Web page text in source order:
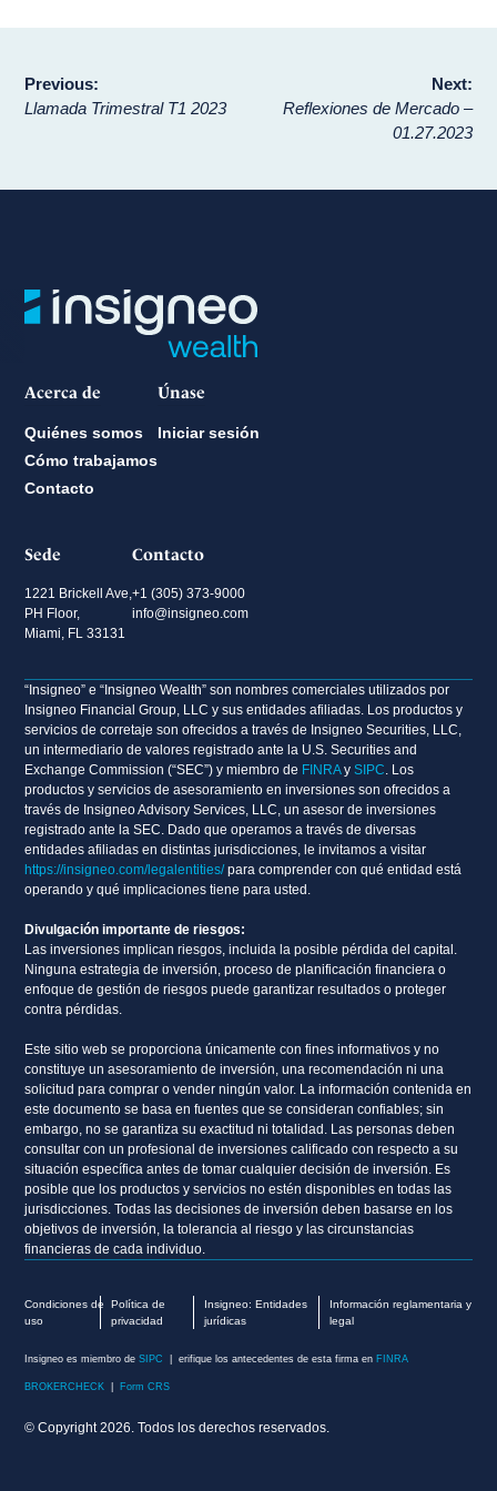
Navegación
Previous:
Llamada Trimestral T1 2023
Next:
Reflexiones de Mercado –
01.27.2023
Acerca de
Quiénes somos
Cómo trabajamos
Contacto
Únase
Iniciar sesión
Sede
1221 Brickell Ave,
PH Floor,
Miami, FL 33131
Contacto
+1 (305) 373-9000
info@insigneo.com
“Insigneo” e “Insigneo Wealth” son nombres comerciales utilizados por
Insigneo Financial Group, LLC y sus entidades afiliadas. Los productos y
servicios de corretaje son ofrecidos a través de Insigneo Securities, LLC,
un intermediario de valores registrado ante la U.S. Securities and
Exchange Commission (“SEC”) y miembro de FINRAySIPC . Los
productos y servicios de asesoramiento en inversiones son ofrecidos a
través de Insigneo Advisory Services, LLC, un asesor de inversiones
registrado ante la SEC. Dado que operamos a través de diversas
entidades afiliadas en distintas jurisdicciones, le invitamos a visitar
https://insigneo.com/legalentities/para comprender con qué entidad está
operando y qué implicaciones tiene para usted.
Divulgación importante de riesgos:
Las inversiones implican riesgos, incluida la posible pérdida del capital.
Ninguna estrategia de inversión, proceso de planificación financiera o
enfoque de gestión de riesgos puede garantizar resultados o proteger
contra pérdidas.
Este sitio web se proporciona únicamente con fines informativos y no
constituye un asesoramiento de inversión, una recomendación ni una
solicitud para comprar o vender ningún valor. La información contenida en
este documento se basa en fuentes que se consideran confiables; sin
embargo, no se garantiza su exactitud ni totalidad. Las personas deben
consultar con un profesional de inversiones calificado con respecto a su
situación específica antes de tomar cualquier decisión de inversión. Es
posible que los productos y servicios no estén disponibles en todas las
jurisdicciones. Todas las decisiones de inversión deben basarse en los
objetivos de inversión, la tolerancia al riesgo y las circunstancias
financieras de cada individuo.
Condiciones de
uso
Política de
privacidad
Insigneo: Entidades
jurídicas
Información reglamentaria y
legal
Insigneo es miembro deSIPC | erifique los antecedentes de esta firma en FINRA
BROKERCHECK Form CRS
© Copyright 2026. Todos los derechos reservados.